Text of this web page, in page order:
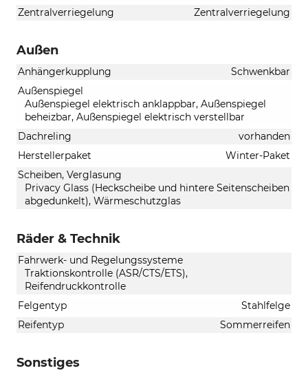
Zentralverriegelung
Zentralverriegelung
Außen
Anhängerkupplung
Schwenkbar
Außenspiegel
Außenspiegel elektrisch anklappbar, Außenspiegel
beheizbar, Außenspiegel elektrisch verstellbar
Dachreling
vorhanden
Herstellerpaket
Winter-Paket
Scheiben, Verglasung
Privacy Glass (Heckscheibe und hintere Seitenscheiben
abgedunkelt), Wärmeschutzglas
Räder & Technik
Fahrwerk- und Regelungssysteme
Traktionskontrolle (ASR/CTS/ETS),
Reifendruckkontrolle
Felgentyp
Stahlfelge
Reifentyp
Sommerreifen
Sonstiges